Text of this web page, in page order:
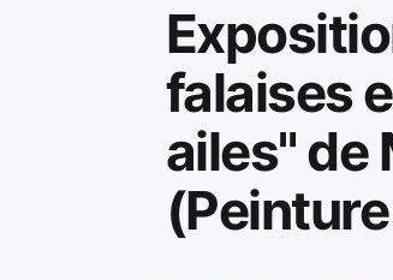
falaises
ailes" de